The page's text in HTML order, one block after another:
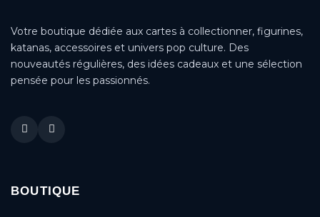
Votre boutique dédiée aux cartes à collectionner, figurines,
katanas, accessoires et univers pop culture. Des
nouveautés régulières, des idées cadeaux et une sélection
pensée pour les passionnés.
BOUTIQUE